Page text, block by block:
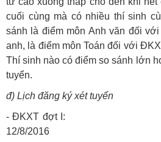
cuối cùng mà có nhiều thí sinh
sánh là điểm môn Anh văn đối
anh, là điểm môn Toán đối với
Thí sinh nào có điểm so sánh lớn
tuyển.
đ) Lịch đăng ký xét tuyển
- ĐKXT đợt I:
12/8/2016